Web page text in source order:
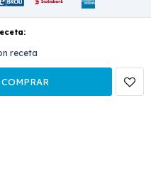
receta
COMPRAR
Términos y condiciones